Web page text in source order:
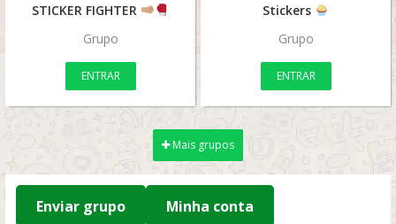
STICKER FIGHTER
Grupo
ENTRAR
Stickers
Grupo
ENTRAR
Mais grupos
Enviar grupo Minha conta